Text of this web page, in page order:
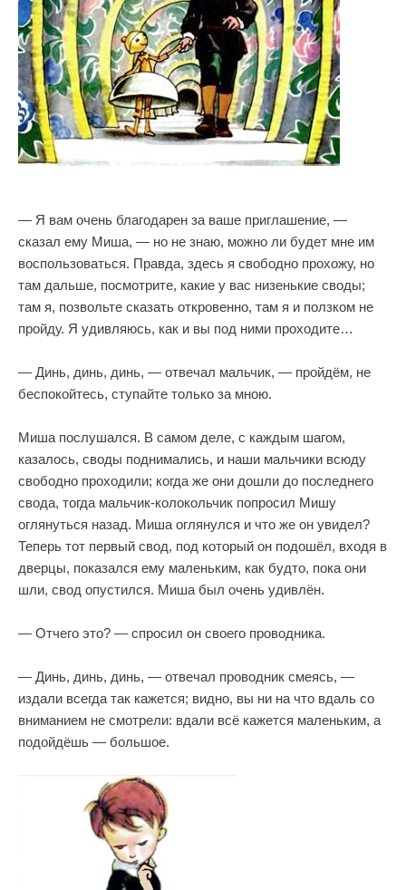
— Я вам очень благодарен за ваше приглашение, —
сказал ему Миша, — но не знаю, можно ли будет мне им
воспользоваться. Правда, здесь я свободно прохожу, но
там дальше, посмотрите, какие у вас низенькие своды;
там я, позвольте сказать откровенно, там я и ползком не
пройду. Я удивляюсь, как и вы под ними проходите…
— Динь, динь, динь, — отвечал мальчик, — пройдём, не
беспокойтесь, ступайте только за мною.
Миша послушался. В самом деле, с каждым шагом,
казалось, своды поднимались, и наши мальчики всюду
свободно проходили; когда же они дошли до последнего
свода, тогда мальчик-колокольчик попросил Мишу
оглянуться назад. Миша оглянулся и что же он увидел?
Теперь тот первый свод, под который он подошёл, входя в
дверцы, показался ему маленьким, как будто, пока они
шли, свод опустился. Миша был очень удивлён.
— Отчего это? — спросил он своего проводника.
— Динь, динь, динь, — отвечал проводник смеясь, —
издали всегда так кажется; видно, вы ни на что вдаль со
вниманием не смотрели: вдали всё кажется маленьким, а
подойдёшь — большое.